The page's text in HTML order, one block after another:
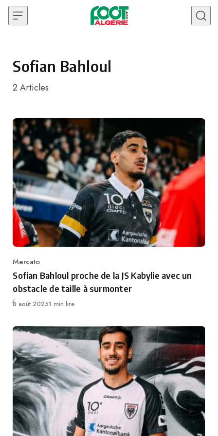
Skip to content
Sofian Bahloul
2 Articles
Category
Mercato
Sofian Bahloul proche de la JS Kabylie avec un
obstacle de taille à surmonter
Publié
8 août 20251 min lire